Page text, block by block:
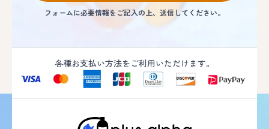
フォームに必要情報をご記入の上、送信してください。
各種お支払い方法をご利用いただけます。